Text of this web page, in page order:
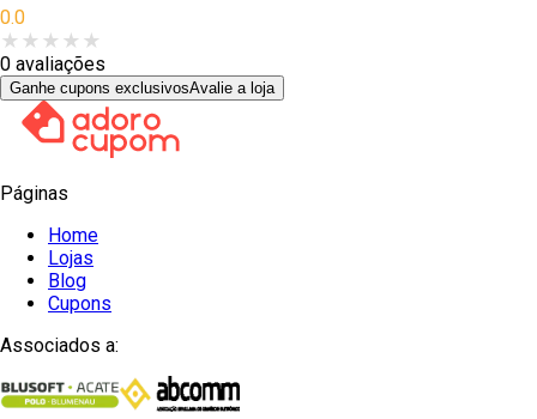
0.0
★ ★ ★ ★ ★
0 avaliações
Ganhe cupons exclusivosAvalie a loja
Páginas
Home
Lojas
Blog
Cupons
Associados a: